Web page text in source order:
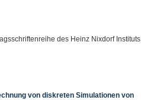
des Heinz Nixdorf Instituts,
von diskreten Simulationen von